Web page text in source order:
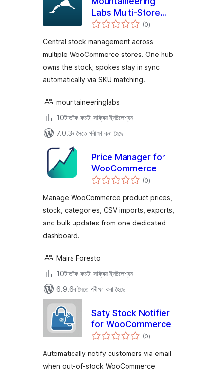
Labs Multi-Store
Stock Sync for
(0টা
মুঠ)
Central stock management across
multiple WooCommerce stores. One hub
owns the stock; spokes stay in sync
automatically via SKU matching.
mountaineeringlabs
10টাতকৈ কমটা সক্ৰিয় ইনষ্টলেশ্যন
7.0.3ৰ সৈতে পৰীক্ষা কৰা হৈছে
Price Manager for
WooCommerce
(0টা
মুঠ)
Manage WooCommerce product prices,
stock, categories, CSV imports, exports,
and bulk updates from one dedicated
dashboard.
Maira Foresto
10টাতকৈ কমটা সক্ৰিয় ইনষ্টলেশ্যন
6.9.6ৰ সৈতে পৰীক্ষা কৰা হৈছে
Saty Stock Notifier
for WooCommerce
(0টা
মুঠ)
Automatically notify customers via email
when out-of-stock WooCommerce